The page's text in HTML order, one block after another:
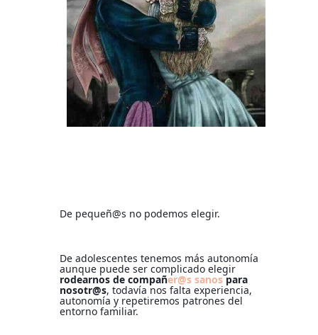
De pequeñ@s no podemos elegir.
De adolescentes tenemos más autonomía
aunque puede ser complicado elegir
rodearnos de compañer@s sanospara
nosotr@s, todavía nos falta experiencia,
autonomía y repetiremos patrones del
entorno familiar.